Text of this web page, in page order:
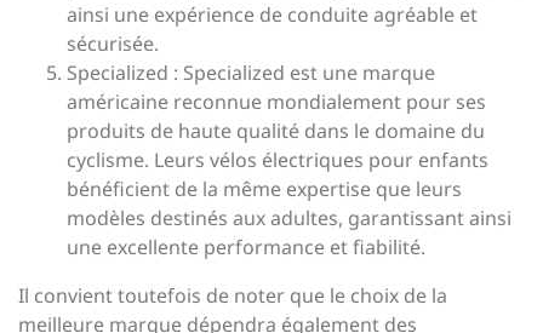
ainsi une expérience de conduite agréable et
sécurisée.
Specialized : Specialized est une marque
américaine reconnue mondialement pour ses
produits de haute qualité dans le domaine du
cyclisme. Leurs vélos électriques pour enfants
bénéficient de la même expertise que leurs
modèles destinés aux adultes, garantissant ainsi
une excellente performance et fiabilité.
Il convient toutefois de noter que le choix de la
meilleure marque dépendra également des